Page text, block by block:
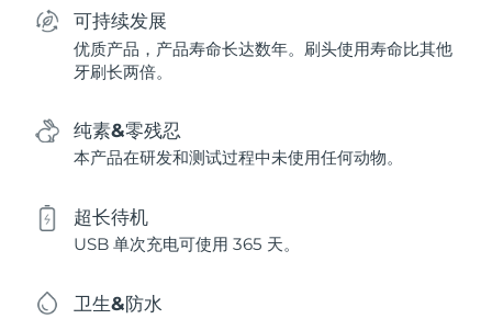
可持续发展
优质产品，产品寿命长达数年。刷头使用寿命比其他
牙刷长两倍。
纯素&零残忍
本产品在研发和测试过程中未使用任何动物。
超长待机
USB 单次充电可使用 365 天。
卫生&防水